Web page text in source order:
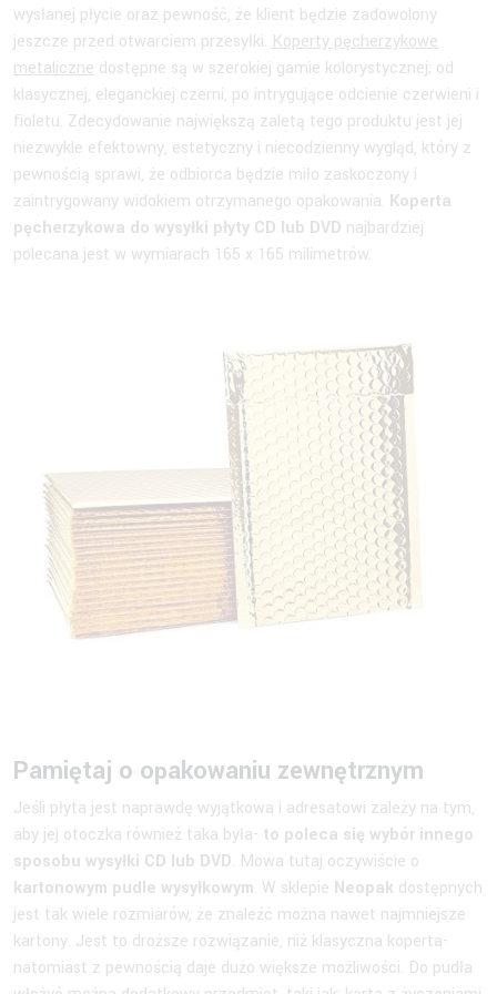
wysłanej płycie oraz pewność, że klient będzie zadowolony
jeszcze przed otwarciem przesyłki. Koperty pęcherzykowe
metaliczne dostępne są w szerokiej gamie kolorystycznej; od
klasycznej, eleganckiej czerni, po intrygujące odcienie czerwieni i
fioletu. Zdecydowanie największą zaletą tego produktu jest jej
niezwykle efektowny, estetyczny i niecodzienny wygląd, który z
pewnością sprawi, że odbiorca będzie miło zaskoczony i
zaintrygowany widokiem otrzymanego opakowania. Koperta
pęcherzykowa do wysyłki płyty CD lub DVD najbardziej
polecana jest w wymiarach 165 x 165 milimetrów.
Pamiętaj o opakowaniu zewnętrznym
Jeśli płyta jest naprawdę wyjątkowa i adresatowi zależy na tym,
aby jej otoczka również taka była- to poleca się wybór innego
sposobu wysyłki CD lub DVD. Mowa tutaj oczywiście o
kartonowym pudle wysyłkowym. W sklepie Neopak dostępnych
jest tak wiele rozmiarów, że znaleźć można nawet najmniejsze
kartony. Jest to droższe rozwiązanie, niż klasyczna koperta-
natomiast z pewnością daje dużo większe możliwości. Do pudła